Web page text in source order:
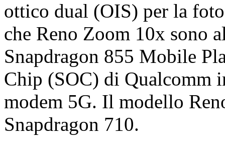
ottico dual (OIS) per la
che Reno Zoom 10x sono
Snapdragon 855 Mobile
Chip (SOC) di Qualcomm
modem 5G. Il modello
Snapdragon 710.